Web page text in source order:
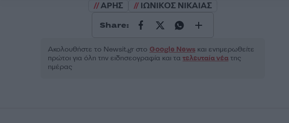
ΑΡΗΣ
ΙΩΝΙΚΟΣ ΝΙΚΑΙΑΣ
Share:
Ακολουθήστε το Νewsit.gr στο Google Newsκαι ενημερωθείτε
πρώτοι για όλη την ειδησεογραφία και τα τελευταία νέατης
ημέρας